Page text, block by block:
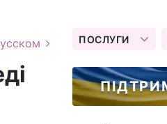
ПОСЛУГИ